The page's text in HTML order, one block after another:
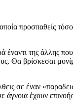
προσπαθείς
της άλλης που
Θα βρίσκεσαι
σε έναν
άγνοια έχουν